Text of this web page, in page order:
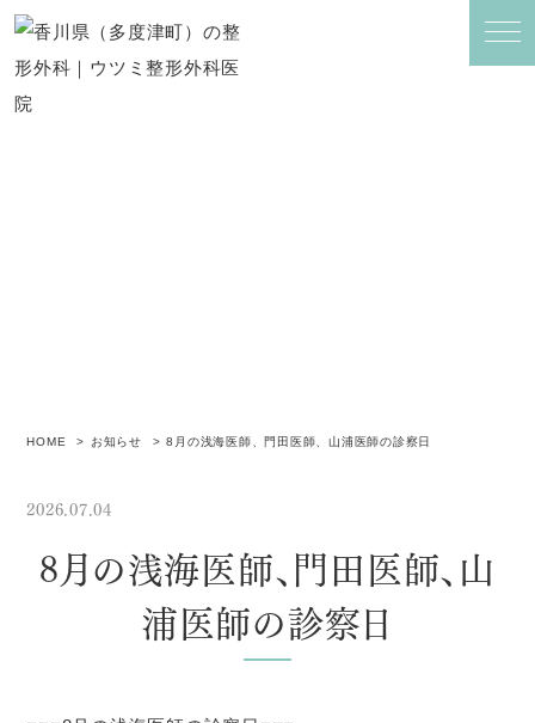
HOME お知らせ 8月の浅海医師、門田医師、山浦医師の診察日
2026.07.04
8月の浅海医師、門田医師、山
浦医師の診察日